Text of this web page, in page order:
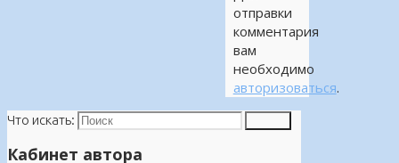
отправки
комментария
вам
необходимо
авторизоваться.
Что искать:
Кабинет автора